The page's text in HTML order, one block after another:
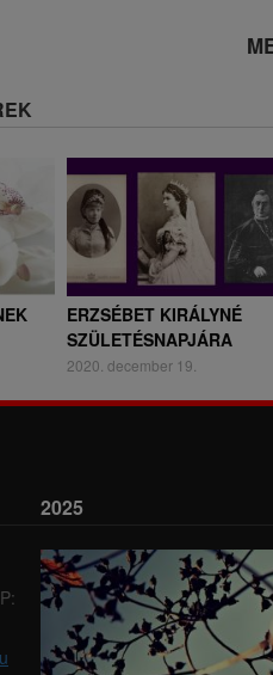
ERZSÉBET KIRÁLYNÉ
SZÜLETÉSNAPJÁRA
2020. december 19.
2025